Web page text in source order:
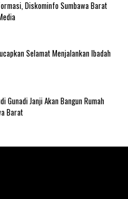
Diskominfo Sumbawa Barat
Selamat Menjalankan Ibadah
Gunadi Janji Akan Bangun Rumah
Barat